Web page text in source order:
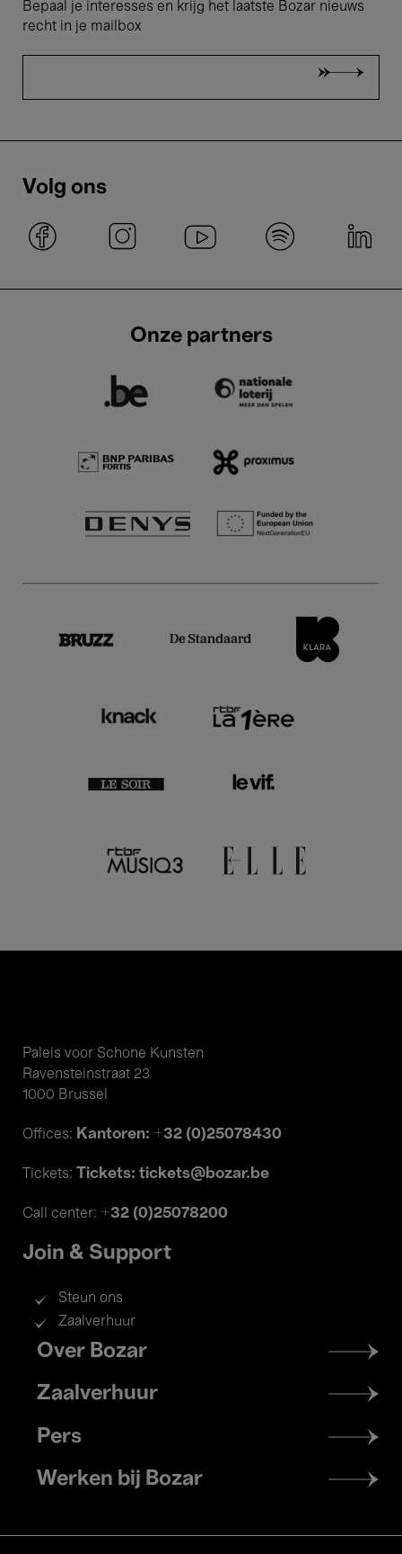
Bepaal je interesses en krijg het laatste Bozar nieuws
recht in je mailbox
Volg ons
Onze partners
Paleis voor Schone Kunsten
Ravensteinstraat 23
1000 Brussel
Offices: Kantoren: +32 (0)25078430
Tickets: Tickets: tickets@bozar.be
Call center: +32 (0)25078200
Join & Support
Steun ons
Zaalverhuur
Footer
menu
Over Bozar
Zaalverhuur
Pers
Werken bij Bozar